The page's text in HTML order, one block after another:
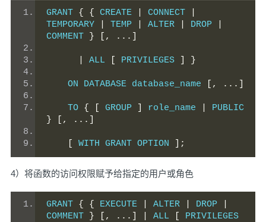
GRANT { { CREATE CONNECT
TEMPORARY
TEMP ALTER DROP
COMMENT
} [, ...]
ALL PRIVILEGES }
    ON DATABASE database_name
[, ...]
    TO
{ GROUP role_name
}
[, ...]
WITH GRANT OPTION ];
4）将函数的访问权限赋予给指定的用户或角色
GRANT { { EXECUTE ALTER DROP
COMMENT
} [, ...] ALL